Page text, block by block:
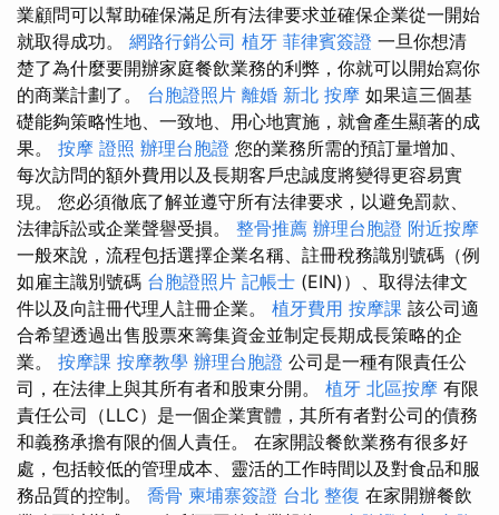
業顧問可以幫助確保滿足所有法律要求並確保企業從一開始
就取得成功。 網路行銷公司 植牙 菲律賓簽證 一旦你想清
楚了為什麼要開辦家庭餐飲業務的利弊，你就可以開始寫你
的商業計劃了。 台胞證照片 離婚 新北 按摩 如果這三個基
礎能夠策略性地、一致地、用心地實施，就會產生顯著的成
果。 按摩 證照 辦理台胞證 您的業務所需的預訂量增加、
每次訪問的額外費用以及長期客戶忠誠度將變得更容易實
現。 您必須徹底了解並遵守所有法律要求，以避免罰款、
法律訴訟或企業聲譽受損。 整骨推薦 辦理台胞證 附近按摩
一般來說，流程包括選擇企業名稱、註冊稅務識別號碼（例
如雇主識別號碼 台胞證照片 記帳士 (EIN)）、取得法律文
件以及向註冊代理人註冊企業。 植牙費用 按摩課 該公司適
合希望透過出售股票來籌集資金並制定長期成長策略的企
業。 按摩課 按摩教學 辦理台胞證 公司是一種有限責任公
司，在法律上與其所有者和股東分開。 植牙 北區按摩 有限
責任公司（LLC）是一個企業實體，其所有者對公司的債務
和義務承擔有限的個人責任。 在家開設餐飲業務有很多好
處，包括較低的管理成本、靈活的工作時間以及對食品和服
務品質的控制。 喬骨 柬埔寨簽證 台北 整復 在家開辦餐飲